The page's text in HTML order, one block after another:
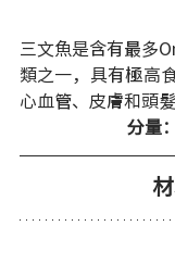
三文魚是含有最多
類之一，具有極高
心血管、皮膚和頭
分量：